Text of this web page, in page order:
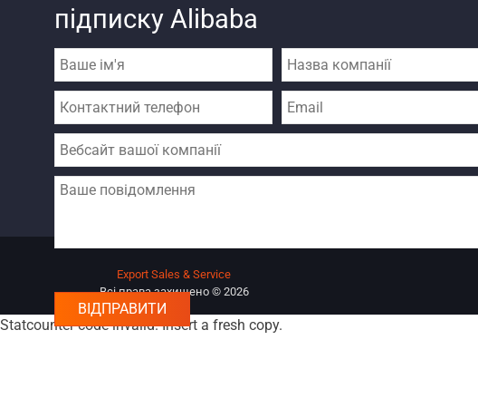
підписку Alibaba
Export Sales & Service
Всі права захищено © 2026
Statcounter code invalid. Insert a fresh copy.